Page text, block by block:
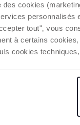
des cookies
personnalisés
tout", vous
à certains
cookies